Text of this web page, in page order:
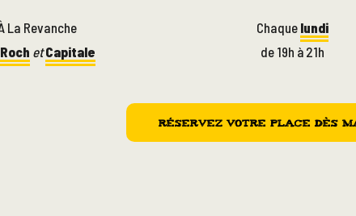
La Revanche
etCapitale
Chaque lundi
de 19h à 21h
Réservez votre place dès